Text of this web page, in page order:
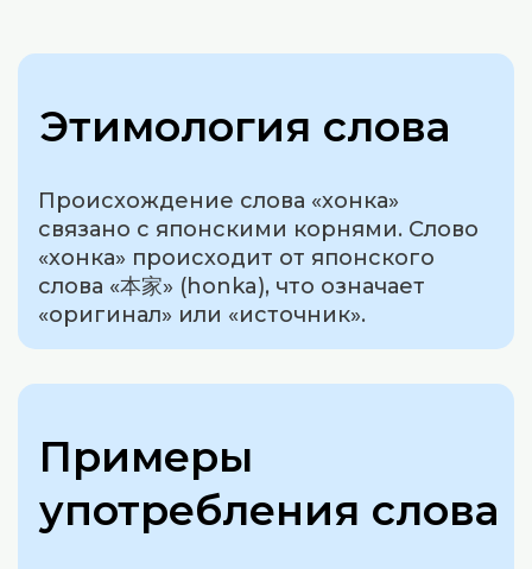
Этимология слова
Происхождение слова «хонка»
связано с японскими корнями. Слово
«хонка» происходит от японского
слова «本家» (honka), что означает
«оригинал» или «источник».
Примеры
употребления слова